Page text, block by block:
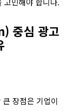
중심 광고
장점은 기업이